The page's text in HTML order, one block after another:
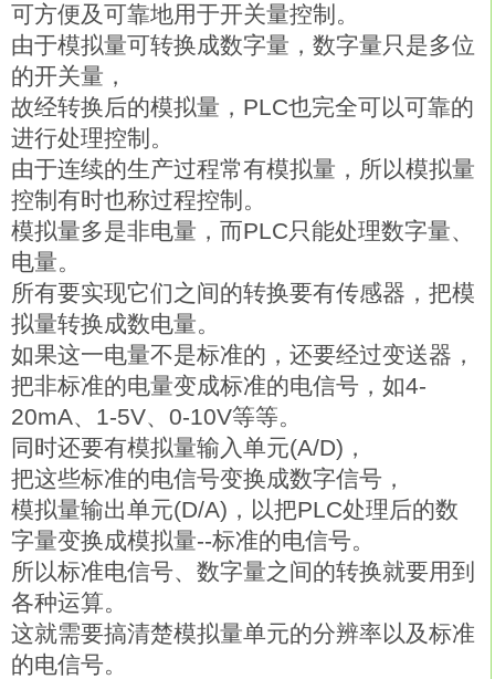
可方便及可靠地用于开关量控制。
由于模拟量可转换成数字量，数字量只是多位
的开关量，
故经转换后的模拟量，PLC也完全可以可靠的
进行处理控制。
由于连续的生产过程常有模拟量，所以模拟量
控制有时也称过程控制。
模拟量多是非电量，而PLC只能处理数字量、
电量。
所有要实现它们之间的转换要有传感器，把模
拟量转换成数电量。
如果这一电量不是标准的，还要经过变送器，
把非标准的电量变成标准的电信号，如4-
20mA、1-5V、0-10V等等。
同时还要有模拟量输入单元(A/D)，
把这些标准的电信号变换成数字信号，
模拟量输出单元(D/A)，以把PLC处理后的数
字量变换成模拟量--标准的电信号。
所以标准电信号、数字量之间的转换就要用到
各种运算。
这就需要搞清楚模拟量单元的分辨率以及标准
的电信号。